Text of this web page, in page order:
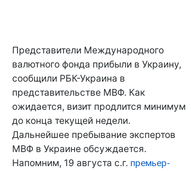
Представители Международного
валютного фонда прибыли в Украину,
сообщили РБК-Украина в
представительстве МВФ. Как
ожидается, визит продлится минимум
до конца текущей недели.
Дальнейшее пребывание экспертов
МВФ в Украине обсуждается.
Напомним, 19 августа с.г. премьер-